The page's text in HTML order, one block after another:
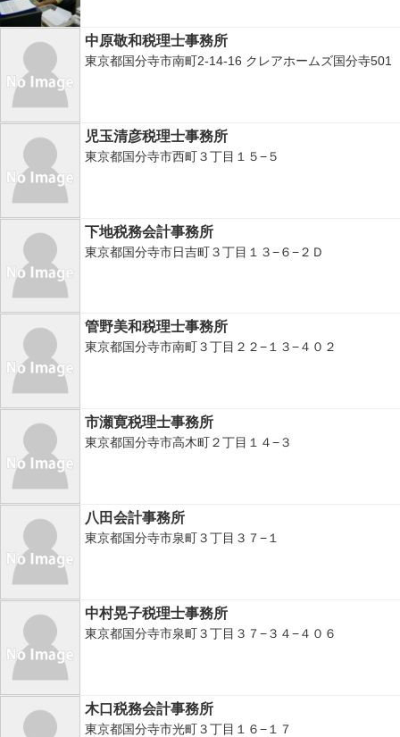
中原敬和税理士事務所
東京都国分寺市南町2-14-16 クレアホームズ国分寺501
児玉清彦税理士事務所
東京都国分寺市西町３丁目１５−５
下地税務会計事務所
東京都国分寺市日吉町３丁目１３−６−２Ｄ
管野美和税理士事務所
東京都国分寺市南町３丁目２２−１３−４０２
市瀬寛税理士事務所
東京都国分寺市高木町２丁目１４−３
八田会計事務所
東京都国分寺市泉町３丁目３７−１
中村晃子税理士事務所
東京都国分寺市泉町３丁目３７−３４−４０６
木口税務会計事務所
東京都国分寺市光町３丁目１６−１７